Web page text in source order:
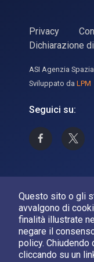
Questo sito o gli
avvalgono di
finalità illustrate
negare il
policy. Chiudendo
cliccando su un
Privacy
Dichiarazione
ASI Agenzia
Sviluppato da LPM
Seguici su:
Asi su Asi